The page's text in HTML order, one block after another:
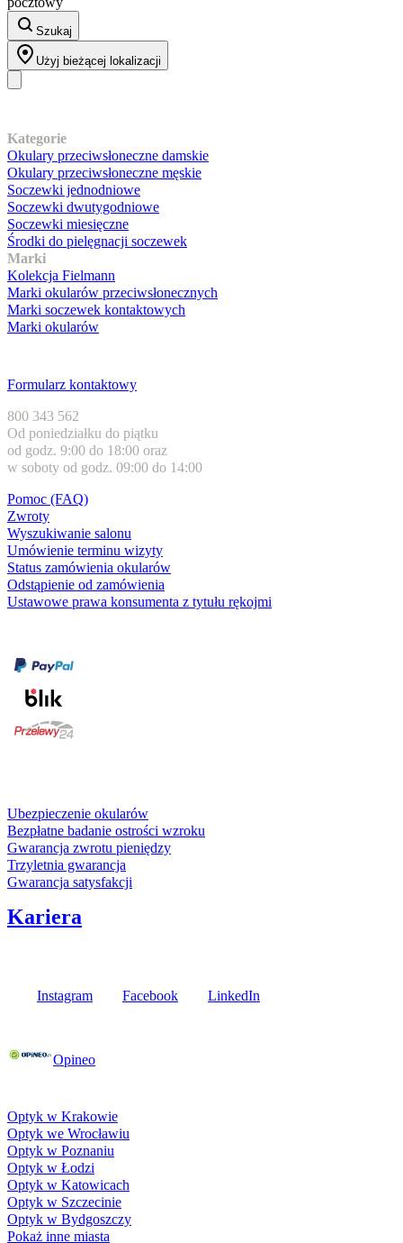
Szukaj
Użyj bieżącej lokalizacji
Kategorie
Okulary przeciwsłoneczne damskie
Okulary przeciwsłoneczne męskie
Soczewki jednodniowe
Soczewki dwutygodniowe
Soczewki miesięczne
Środki do pielęgnacji soczewek
Marki
Kolekcja Fielmann
Marki okularów przeciwsłonecznych
Marki soczewek kontaktowych
Marki okularów
Formularz kontaktowy
800 343 562
Od poniedziałku do piątku
od godz. 9:00 do 18:00 oraz
w soboty od godz. 09:00 do 14:00
Pomoc (FAQ)
Zwroty
Wyszukiwanie salonu
Umówienie terminu wizyty
Status zamówienia okularów
Odstąpienie od zamówienia
Ustawowe prawa konsumenta z tytułu rękojmi
Ubezpieczenie okularów
Bezpłatne badanie ostrości wzroku
Gwarancja zwrotu pieniędzy
Trzyletnia gwarancja
Gwarancja satysfakcji
Kariera
Instagram Facebook LinkedIn
Opineo
Optyk w Krakowie
Optyk we Wrocławiu
Optyk w Poznaniu
Optyk w Łodzi
Optyk w Katowicach
Optyk w Szczecinie
Optyk w Bydgoszczy
Pokaż inne miasta